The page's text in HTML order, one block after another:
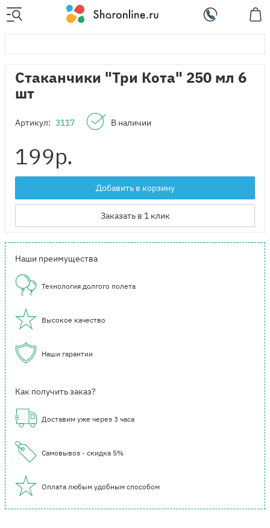
Стаканчики "Три Кота" 250 мл 6
шт
Артикул: 3117 В наличии
199р.
Добавить в корзину
Заказать в 1 клик
Наши преимущества
Технология долгого полета
Высокое качество
Наши гарантии
Как получить заказ?
Доставим уже через 3 часа
Самовывоз - скидка 5%
Оплата любым удобным способом